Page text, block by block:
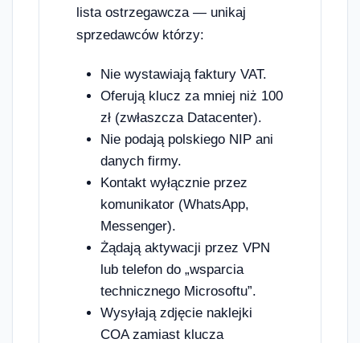
lista ostrzegawcza — unikaj
sprzedawców którzy:
Nie wystawiają faktury VAT.
Oferują klucz za mniej niż 100
zł (zwłaszcza Datacenter).
Nie podają polskiego NIP ani
danych firmy.
Kontakt wyłącznie przez
komunikator (WhatsApp,
Messenger).
Żądają aktywacji przez VPN
lub telefon do „wsparcia
technicznego Microsoftu”.
Wysyłają zdjęcie naklejki
COA zamiast klucza